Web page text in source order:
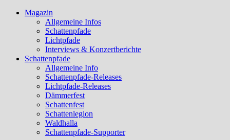
Magazin
Allgemeine Infos
Schattenpfade
Lichtpfade
Interviews & Konzertberichte
Schattenpfade
Allgemeine Info
Schattenpfade-Releases
Lichtpfade-Releases
Dämmerfest
Schattenfest
Schattenlegion
Waldhalla
Schattenpfade-Supporter